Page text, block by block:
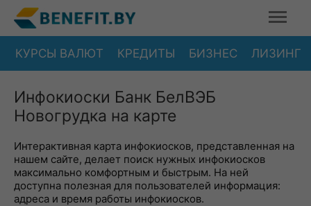
КУРСЫ ВАЛЮТ КРЕДИТЫ БИЗНЕС ЛИЗИНГ
Инфокиоски Банк БелВЭБ
Новогрудка на карте
Интерактивная карта инфокиосков, представленная на
нашем сайте, делает поиск нужных инфокиосков
максимально комфортным и быстрым. На ней
доступна полезная для пользователей информация:
адреса и время работы инфокиосков.